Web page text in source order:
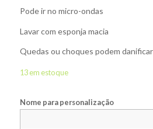
Pode ir no micro-ondas
Lavar com esponja macia
Quedas ou choques podem
13 em estoque
Nome para personalização